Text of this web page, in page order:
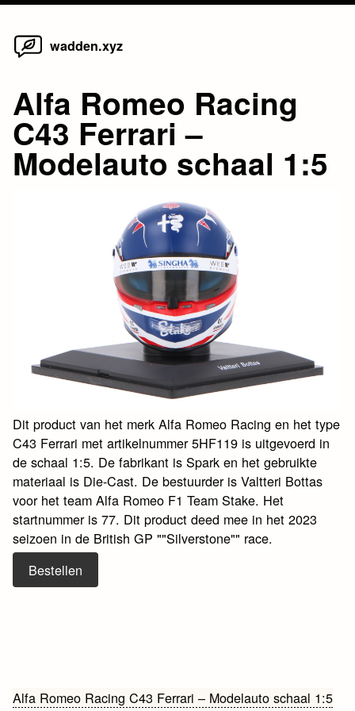
Skip
wadden.xyz
Alfa Romeo Racing
C43 Ferrari –
Modelauto schaal 1:5
Dit product van het merk Alfa Romeo Racing en het type
C43 Ferrari met artikelnummer 5HF119 is uitgevoerd in
de schaal 1:5. De fabrikant is Spark en het gebruikte
materiaal is Die-Cast. De bestuurder is Valtteri Bottas
voor het team Alfa Romeo F1 Team Stake. Het
startnummer is 77. Dit product deed mee in het 2023
seizoen in de British GP ""Silverstone"" race.
Bestellen
Bericht
Alfa Romeo Racing C43 Ferrari – Modelauto schaal 1:5